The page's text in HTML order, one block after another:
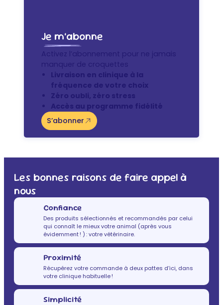
Je m’abonne
Activez l’abonnement pour ne jamais
manquer de croquettes
Livraison en clinique à la
fréquence de votre choix
Zéro oubli, zéro stress
Accès au programme fidélité
S’abonner
Les bonnes raisons de faire appel à
nous
Confiance
Des produits sélectionnés et recommandés par celui
qui connaît le mieux votre animal (après vous
évidemment ! ) : votre vétérinaire.
Proximité
Récupérez votre commande à deux pattes d’ici, dans
votre clinique habituelle !
Simplicité